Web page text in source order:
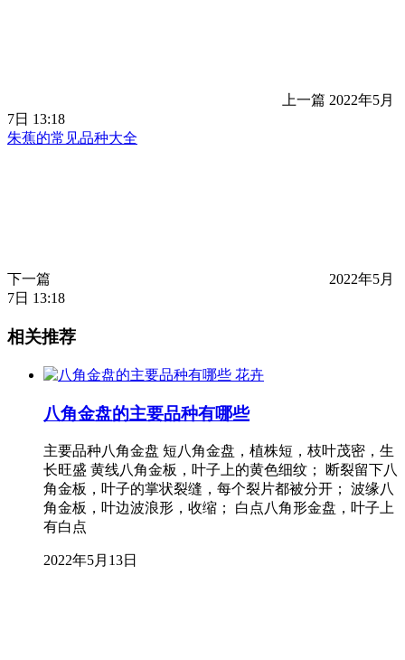
上一篇 2022年5月
7日 13:18
朱蕉的常见品种大全
下一篇
2022年5月
7日 13:18
相关推荐
花卉
八角金盘的主要品种有哪些
主要品种八角金盘 短八角金盘，植株短，枝叶茂密，生
长旺盛 黄线八角金板，叶子上的黄色细纹； 断裂留下八
角金板，叶子的掌状裂缝，每个裂片都被分开； 波缘八
角金板，叶边波浪形，收缩； 白点八角形金盘，叶子上
有白点
2022年5月13日